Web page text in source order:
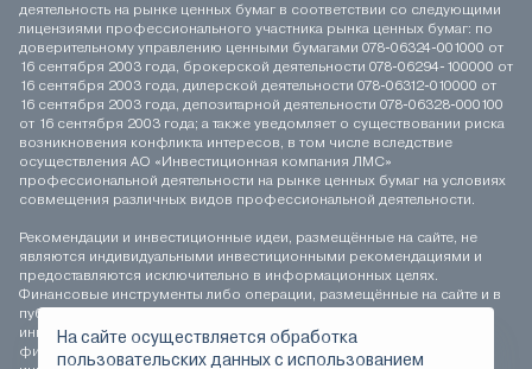
деятельность на рынке ценных бумаг в соответствии со следующими
лицензиями профессионального участника рынка ценных бумаг: по
доверительному управлению ценными бумагами 078-06324-001000 от
16 сентября 2003 года, брокерской деятельности 078-06294-100000 от
16 сентября 2003 года, дилерской деятельности 078-06312-010000 от
16 сентября 2003 года, депозитарной деятельности 078-06328-000100
от 16 сентября 2003 года; а также уведомляет о существовании риска
возникновения конфликта интересов, в том числе вследствие
осуществления АО «Инвестиционная компания ЛМС»
профессиональной деятельности на рынке ценных бумаг на условиях
совмещения различных видов профессиональной деятельности.
Рекомендации и инвестиционные идеи, размещённые на сайте, не
являются индивидуальными инвестиционными рекомендациями и
предоставляются исключительно в информационных целях.
Финансовые инструменты либо операции, размещённые на сайте и в
публикуемых материалах, могут не соответствовать вашему
инвестиционному профилю. Определение соответствия
финансового инструмента либо операции инвестиционным целям,
На сайте осуществляется обработка
пользовательских данных с использованием